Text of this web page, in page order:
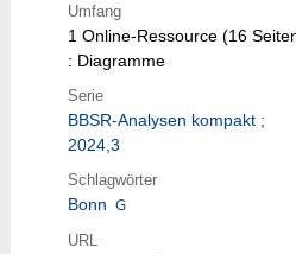
Umfang
1 Online-Ressource (16
: Diagramme
Serie
BBSR-Analysen kompakt ;
2024,3
Schlagwörter
Bonn
URL